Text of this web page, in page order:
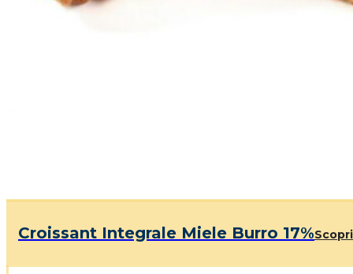
Croissant Integrale Miele Burro 17%